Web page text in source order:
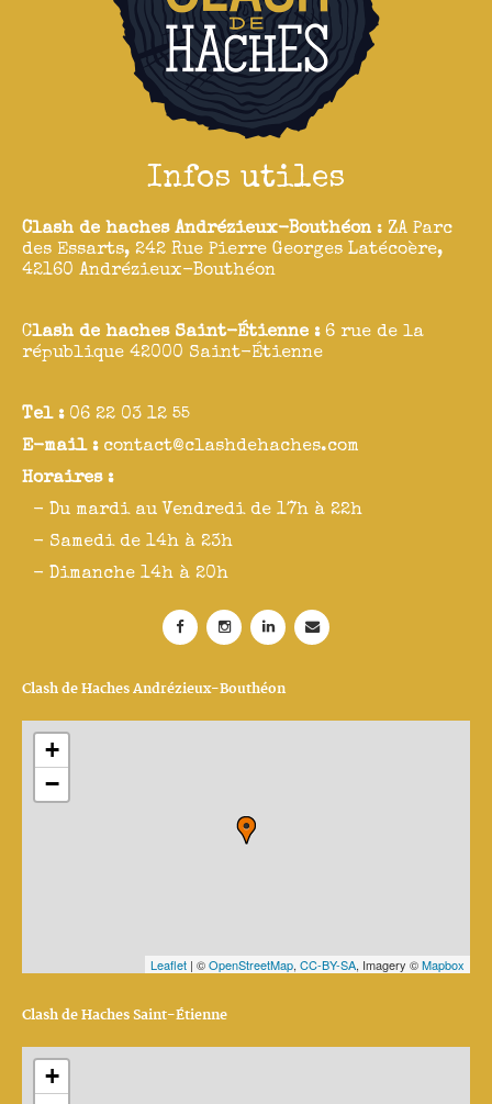
Infos utiles
Clash de haches Andrézieux-Bouthéon : ZA Parc
des Essarts, 242 Rue Pierre Georges Latécoère,
42160 Andrézieux-Bouthéon
Clash de haches Saint-Étienne : 6 rue de la
république 42000 Saint-Étienne
Tel : 06 22 03 12 55
E-mail : contact@clashdehaches.com
Horaires :
- Du mardi au Vendredi de 17h à 22h
- Samedi de 14h à 23h
- Dimanche 14h à 20h
Clash de Haches Andrézieux-Bouthéon
+
−
Leaflet | ©OpenStreetMap, CC-BY-SA, Imagery ©Mapbox
Clash de Haches Saint-Étienne
+